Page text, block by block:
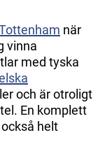
när
vinna
med tyska
och är otroligt
En komplett
helt